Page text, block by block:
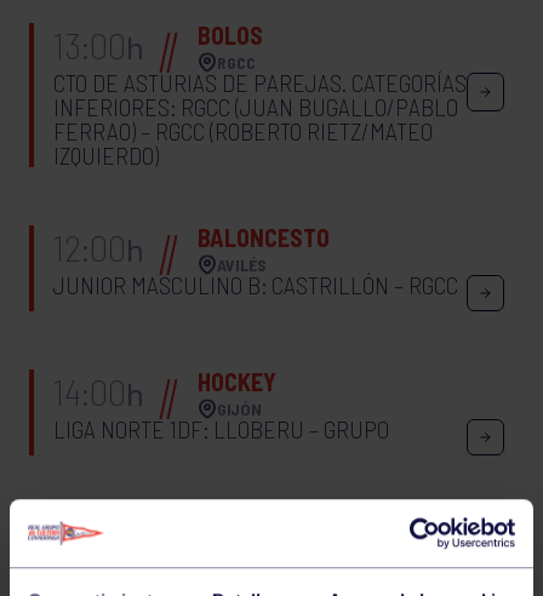
13:00h BOLOS
RGCC
CTO DE ASTURIAS DE PAREJAS. CATEGORÍAS
INFERIORES: RGCC (JUAN BUGALLO/PABLO
FERRAO) – RGCC (ROBERTO RIETZ/MATEO
IZQUIERDO)
12:00h BALONCESTO
AVILÉS
JUNIOR MASCULINO B: CASTRILLÓN – RGCC
14:00h HOCKEY
GIJÓN
LIGA NORTE 1DF: LLOBERU – GRUPO
12:00
BENJAMÍN MASCULINO A: NAVIA – RGCC